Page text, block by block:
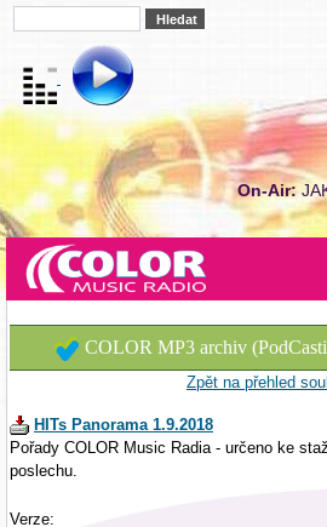
On-Air:
COLOR MP3 archiv
Zpět na přehled
HITs Panorama 1.9.2018
Pořady COLOR Music Radia - určeno ke
poslechu.
Verze: